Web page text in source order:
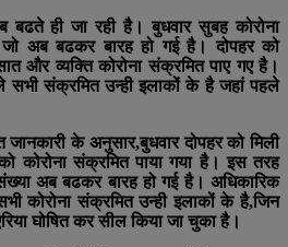
ही जा रही है। बुधवार सुबह कोरोना
अब बढकर बारह हो गई है। दोपहर को
और व्यक्ति कोरोना संक्रमित पाए गए है।
सभी संक्रमित उन्ही इलाकों के है जहां पहले
के अनुसार,बुधवार दोपहर को मिली
कोरोना संक्रमित पाया गया है। इस तरह
अब बढकर बारह हो गई है। अधिकारिक
कोरोना संक्रमित उन्ही इलाकों के है,जिन
घोषित कर सील किया जा चुका है।